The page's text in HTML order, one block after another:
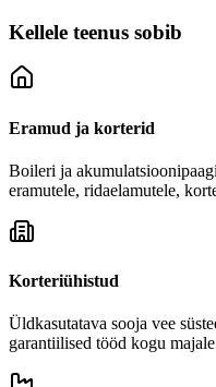
Kellele teenus sobib
Eramud ja korterid
Boileri ja
eramutele, ridaelamutele,
Korteriühistud
Üldkasutatava sooja vee
garantiilised tööd kogu